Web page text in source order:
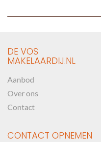
DE VOS
MAKELAARDIJ.NL
Aanbod
Over ons
Contact
CONTACT OPNEMEN